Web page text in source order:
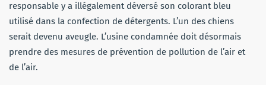
responsable y a illégalement déversé son colorant bleu
utilisé dans la confection de détergents. L’un des chiens
serait devenu aveugle. L’usine condamnée doit désormais
prendre des mesures de prévention de pollution de l’air et
de l’air.